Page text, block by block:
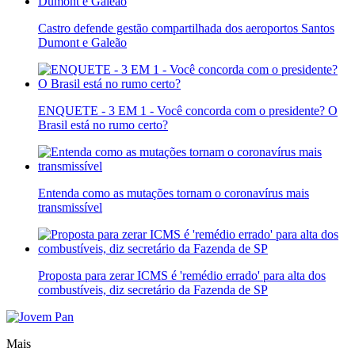
Castro defende gestão compartilhada dos aeroportos Santos
Dumont e Galeão
ENQUETE - 3 EM 1 - Você concorda com o presidente? O
Brasil está no rumo certo?
Entenda como as mutações tornam o coronavírus mais
transmissível
Proposta para zerar ICMS é 'remédio errado' para alta dos
combustíveis, diz secretário da Fazenda de SP
Mais